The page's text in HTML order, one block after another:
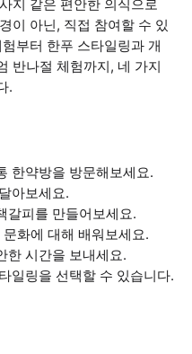
지 같은 편안한 의식으로
이 아닌, 직접 참여할 수 있
부터 한푸 스타일링과 개
반나절 체험까지, 네 가지
.
한약방을 방문해보세요.
아보세요.
갈피를 만들어보세요.
화에 대해 배워보세요.
한 시간을 보내세요.
일링을 선택할 수 있습니다.